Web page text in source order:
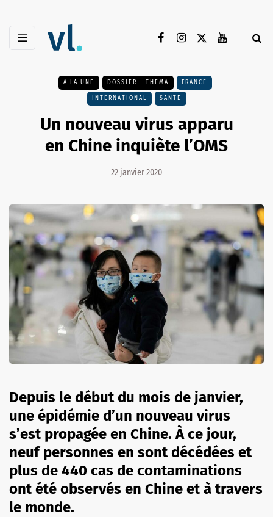
A LA UNE DOSSIER - THEMA FRANCE
INTERNATIONAL SANTÉ
Un nouveau virus apparu
en Chine inquiète l’OMS
22 janvier 2020
Depuis le début du mois de janvier,
une épidémie d’un nouveau virus
s’est propagée en Chine. À ce jour,
neuf personnes en sont décédées et
plus de 440 cas de contaminations
ont été observés en Chine et à travers
le monde.